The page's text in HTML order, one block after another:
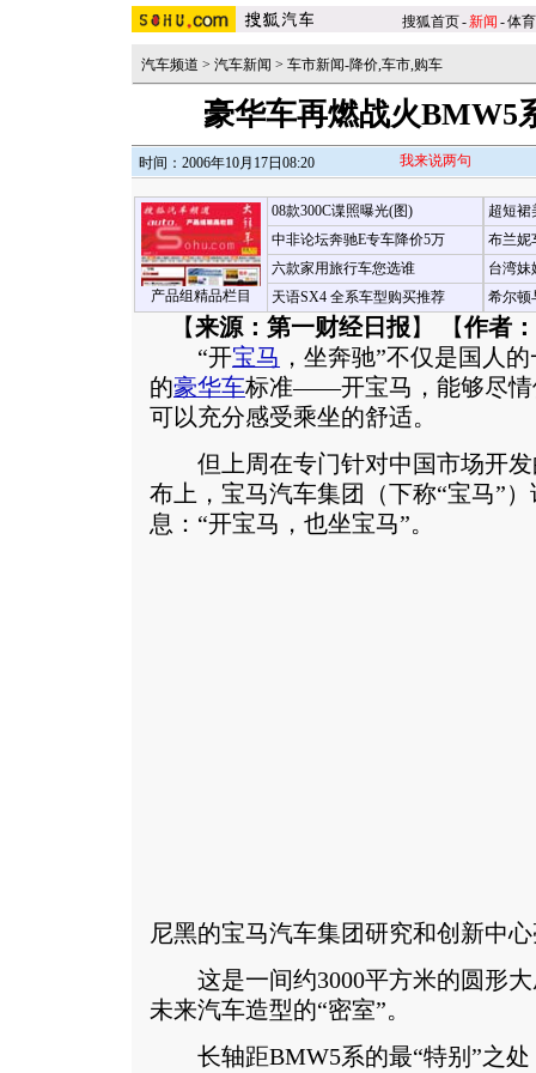
搜狐首页-新闻 -体育
汽车频道 > 汽车新闻 > 车市新闻-降价,车市,购车
豪华车再燃战火BMW5
时间：2006年10月17日08:20 我来说两句
产品组精品栏目
08款300C谍照曝光(图)
中非论坛奔驰E专车降价5万
六款家用旅行车您选谁
天语SX4 全系车型购买推荐
超短裙
布兰妮
台湾妹
希尔顿
【来源：第一财经日报 】 【作者
“开宝马 ，坐奔驰”不仅是国人
的豪华车标准——开宝马，能够尽情
可以充分感受乘坐的舒适。
但上周在专门针对中国市场开发
布上，宝马汽车集团（下称“宝马”
息：“开宝马，也坐宝马”。
尼黑的宝马汽车集团研究和创新中
这是一间约3000平方米的圆形大
未来汽车造型的“密室”。
长轴距BMW5系的最“特别”之处